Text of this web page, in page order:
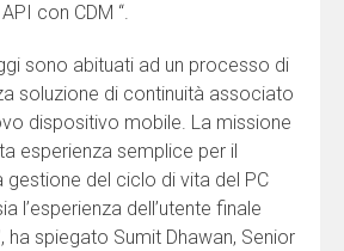
con CDM “.
sono abituati ad un processo di
soluzione di continuità associato
dispositivo mobile. La missione
esperienza semplice per il
gestione del ciclo di vita del PC
l’esperienza dell’utente finale
ha spiegato Sumit Dhawan, Senior